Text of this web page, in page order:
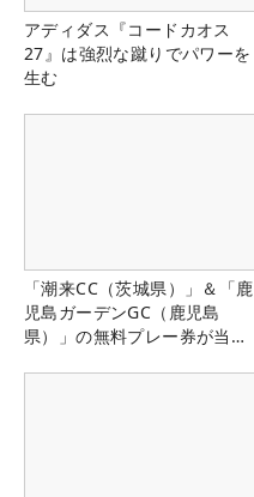
アディダス『コードカオス
27』は強烈な蹴りでパワーを
生む
「潮来CC（茨城県）」＆「鹿
児島ガーデンGC（鹿児島
県）」の無料プレー券が当た